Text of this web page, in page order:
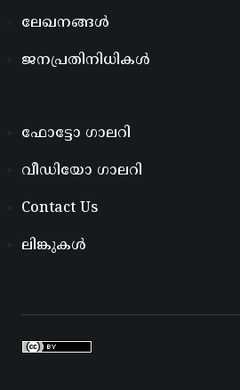
ലേഖനങ്ങൾ
ജനപ്രതിനിധികൾ
ഫോട്ടോ ഗാലറി
വീഡിയോ ഗാലറി
Contact Us
ലിങ്കുകൾ